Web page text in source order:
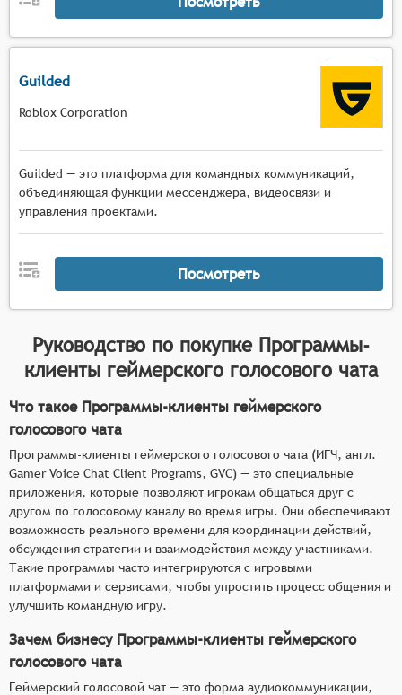
Guilded
Roblox Corporation
Guilded — это платформа для командных коммуникаций,
объединяющая функции мессенджера, видеосвязи и
управления проектами.
Посмотреть
Руководство по покупке Программы-
клиенты геймерского голосового чата
Что такое Программы-клиенты геймерского
голосового чата
Программы-клиенты геймерского голосового чата (ИГЧ, англ.
Gamer Voice Chat Client Programs, GVC) — это специальные
приложения, которые позволяют игрокам общаться друг с
другом по голосовому каналу во время игры. Они обеспечивают
возможность реального времени для координации действий,
обсуждения стратегии и взаимодействия между участниками.
Такие программы часто интегрируются с игровыми
платформами и сервисами, чтобы упростить процесс общения и
улучшить командную игру.
Зачем бизнесу Программы-клиенты геймерского
голосового чата
Геймерский голосовой чат — это форма аудиокоммуникации,